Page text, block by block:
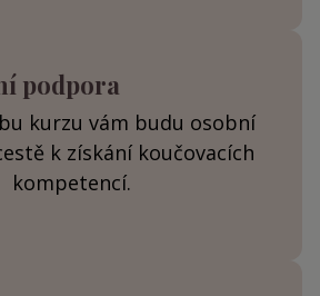
podpora
kurzu vám budu osobní
k získání koučovacích
kompetencí.